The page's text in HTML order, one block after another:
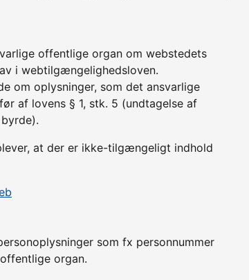
offentlige organ om webstedets
i webtilgængelighedsloven.
om oplysninger, som det ansvarlige
af lovens § 1, stk. 5 (undtagelse af
at der er ikke-tilgængeligt indhold
som fx personnummer
organ.